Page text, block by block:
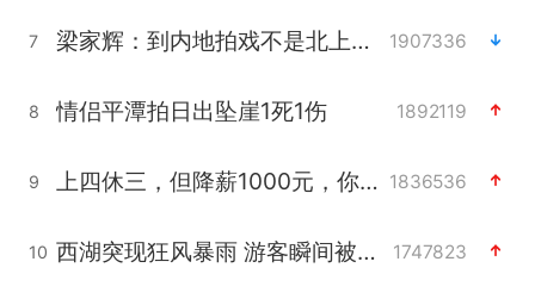
7 梁家辉：到内地拍戏不是北上是回归 1907336
8 情侣平潭拍日出坠崖1死1伤 1892119
9 上四休三，但降薪1000元，你接受吗？ 1836536
10 西湖突现狂风暴雨 游客瞬间被浇透 1747823